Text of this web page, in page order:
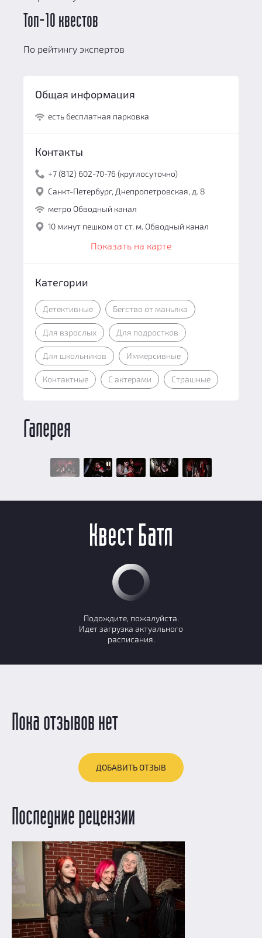
Топ-10 квестов
По рейтингу экспертов
Общая информация
есть бесплатная парковка
Контакты
+7 (812) 602-70-76 (круглосуточно)
Санкт-Петербург, Днепропетровская, д. 8
метро Обводный канал
10 минут пешком от ст. м. Обводный канал
Показать на карте
Категории
Детективные Бегство от маньяка
Для взрослых Для подростков
Для школьников Иммерсивные
Контактные С актерами Страшные
Галерея
Квест Батл
Подождите, пожалуйста.
Идет загрузка актуального
расписания.
Пока отзывов нет
ДОБАВИТЬ ОТЗЫВ
Последние рецензии